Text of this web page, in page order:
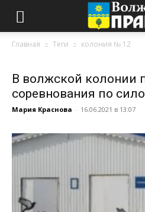
Главная Теги колония № 12
В волжской колонии
соревнования по
Мария Краснова - 16.06.2021 в 13:07